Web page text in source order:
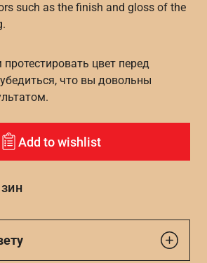
such as the finish and gloss of the
цвет перед
что вы довольны
Add to wishlist